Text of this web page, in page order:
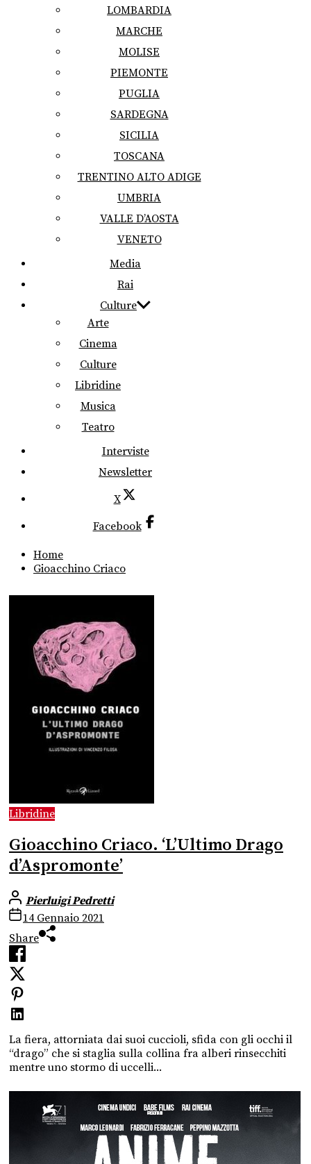
LOMBARDIA
MARCHE
MOLISE
PIEMONTE
PUGLIA
SARDEGNA
SICILIA
TOSCANA
TRENTINO ALTO ADIGE
UMBRIA
VALLE D’AOSTA
VENETO
Media
Rai
Culture
Arte
Cinema
Culture
Libridine
Musica
Teatro
Interviste
Newsletter
X
Facebook
Home
Gioacchino Criaco
Libridine
Gioacchino Criaco. ‘L’Ultimo Drago
d’Aspromonte’
Pierluigi Pedretti
14 Gennaio 2021
Share
La fiera, attorniata dai suoi cuccioli, sfida con gli occhi il
“drago” che si staglia sulla collina fra alberi rinsecchiti
mentre uno stormo di uccelli...